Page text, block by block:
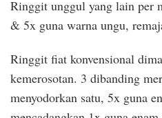
Ringgit unggul yang lain per
& 5x guna warna ungu,
Ringgit fiat konvensional
kemerosotan. 3 dibanding
menyodorkan satu, 5x guna